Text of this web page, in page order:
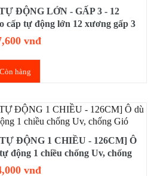
ĐỘNG LỚN - GẤP 3 - 12
cấp tự động lớn 12 xương gấp 3
tay cầm gỗ
vnđ
Còn hàng
ĐỘNG 1 CHIỀU - 126CM] Ô
động 1 chiều chống Uv, chống
Gió vnđ